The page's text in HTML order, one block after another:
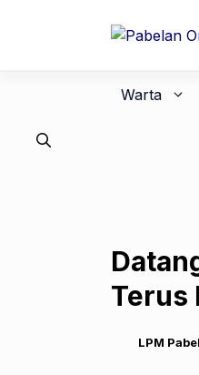
Warta
Terus
LPM